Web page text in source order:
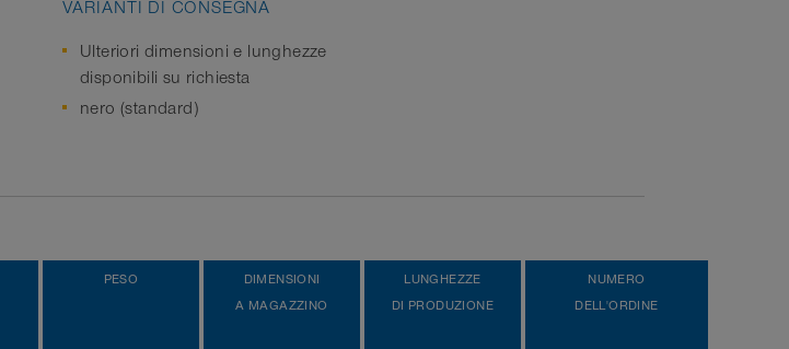
VARIANTI DI CONSEGNA
Ulteriori dimensioni e lunghezze
disponibili su richiesta
nero (standard)
PESO
DIMENSIONI
A MAGAZZINO
LUNGHEZZE
DI PRODUZIONE
NUMERO
DELL'ORDINE